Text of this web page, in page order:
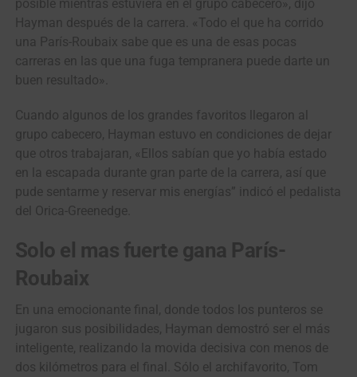
posible mientras estuviera en el grupo cabecero», dijo
Hayman después de la carrera. «Todo el que ha corrido
una París-Roubaix sabe que es una de esas pocas
carreras en las que una fuga tempranera puede darte un
buen resultado».
Cuando algunos de los grandes favoritos llegaron al
grupo cabecero, Hayman estuvo en condiciones de dejar
que otros trabajaran, «Ellos sabían que yo había estado
en la escapada durante gran parte de la carrera, así que
pude sentarme y reservar mis energías” indicó el pedalista
del Orica-Greenedge.
Solo el mas fuerte gana París-
Roubaix
En una emocionante final, donde todos los punteros se
jugaron sus posibilidades, Hayman demostró ser el más
inteligente, realizando la movida decisiva con menos de
dos kilómetros para el final. Sólo el archifavorito, Tom